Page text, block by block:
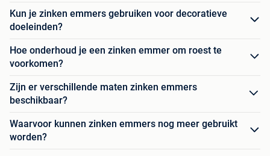
Kun je zinken emmers gebruiken voor decoratieve
doeleinden?
Hoe onderhoud je een zinken emmer om roest te
voorkomen?
Zijn er verschillende maten zinken emmers
beschikbaar?
Waarvoor kunnen zinken emmers nog meer gebruikt
worden?